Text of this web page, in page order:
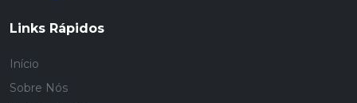
Links Rápidos
Início
Sobre Nós